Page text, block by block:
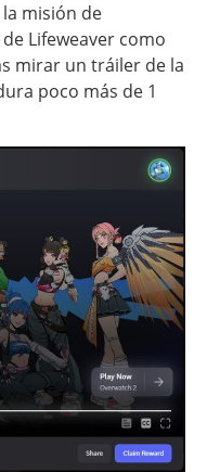
misión de
Lifeweaver como
mirar un tráiler de la
poco más de 1